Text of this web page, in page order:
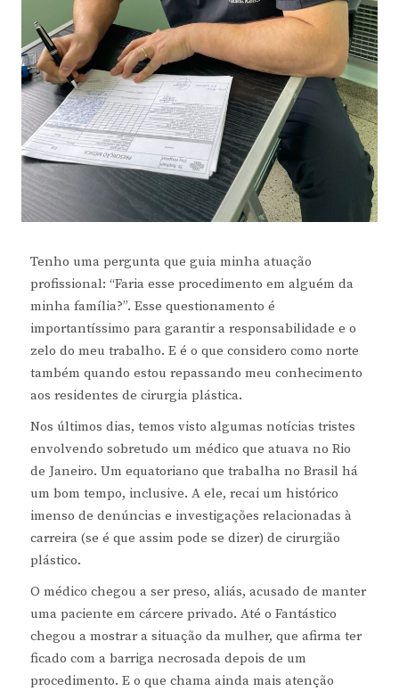
Tenho uma pergunta que guia minha atuação
profissional: “Faria esse procedimento em alguém da
minha família?”. Esse questionamento é
importantíssimo para garantir a responsabilidade e o
zelo do meu trabalho. E é o que considero como norte
também quando estou repassando meu conhecimento
aos residentes de cirurgia plástica.
Nos últimos dias, temos visto algumas notícias tristes
envolvendo sobretudo um médico que atuava no Rio
de Janeiro. Um equatoriano que trabalha no Brasil há
um bom tempo, inclusive. A ele, recai um histórico
imenso de denúncias e investigações relacionadas à
carreira (se é que assim pode se dizer) de cirurgião
plástico.
O médico chegou a ser preso, aliás, acusado de manter
uma paciente em cárcere privado. Até o Fantástico
chegou a mostrar a situação da mulher, que afirma ter
ficado com a barriga necrosada depois de um
procedimento. E o que chama ainda mais atenção